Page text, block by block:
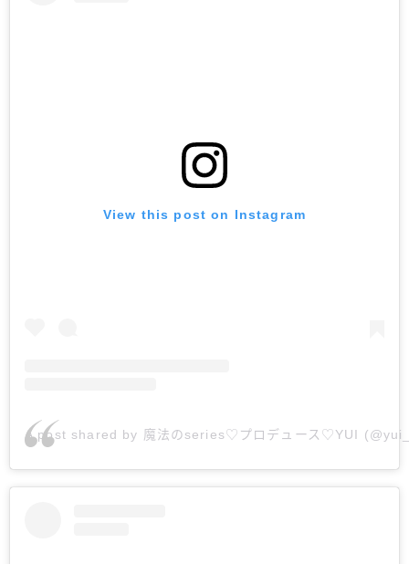
View this post on Instagram
A post shared by 魔法のseries♡プロデュース♡YUI